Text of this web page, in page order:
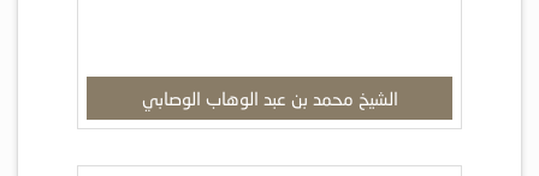
الشيخ محمد بن عبد الوهاب الوصابي